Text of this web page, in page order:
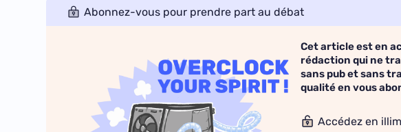
Abonnez-vous pour prendre part au débat
Cet article est en
rédaction qui ne
sans pub et sans
qualité en vous
Accédez en